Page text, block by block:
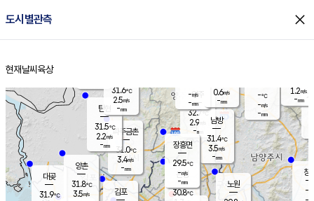
도시별관측 close
홈
현재날씨 육상
양주
32.7℃
2.9
-mm
파주금촌
31.0℃
3.4m/s
-mm
-℃
-m/s
-mm
대곶
31.9℃
창
-
탄현
31.5℃
2.2m/s
-mm
1.2m/s
-mm
김포
양촌
31.8℃
3.5m/s
은평
30.8℃
노원
남방
31.4℃
3.5m/s
-mm
장흥면
29.5℃
-m/s
-mm
-m/s
-mm
31.6℃
2.5m/s
-mm
0.6m/s
-mm